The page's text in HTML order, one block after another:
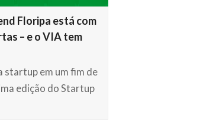
Floripa está com
– e o VIA tem
startup em um fim de
edição do Startup